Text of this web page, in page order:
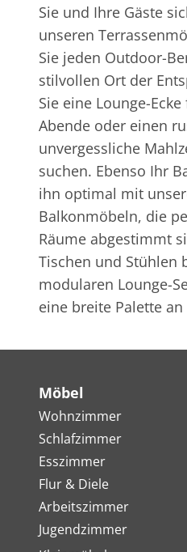
Sie und Ihre Gäste
unseren
Sie jeden Outdoor-
stilvollen Ort der
Sie eine Lounge-
Abende oder einen
unvergessliche
suchen. Ebenso Ihr
ihn optimal mit
Balkonmöbeln, die
Räume abgestimmt
Tischen und Stühlen
modularen Lounge-
eine breite Palette
Möbel
Wohnzimmer
Schlafzimmer
Esszimmer
Flur & Diele
Arbeitszimmer
Jugendzimmer